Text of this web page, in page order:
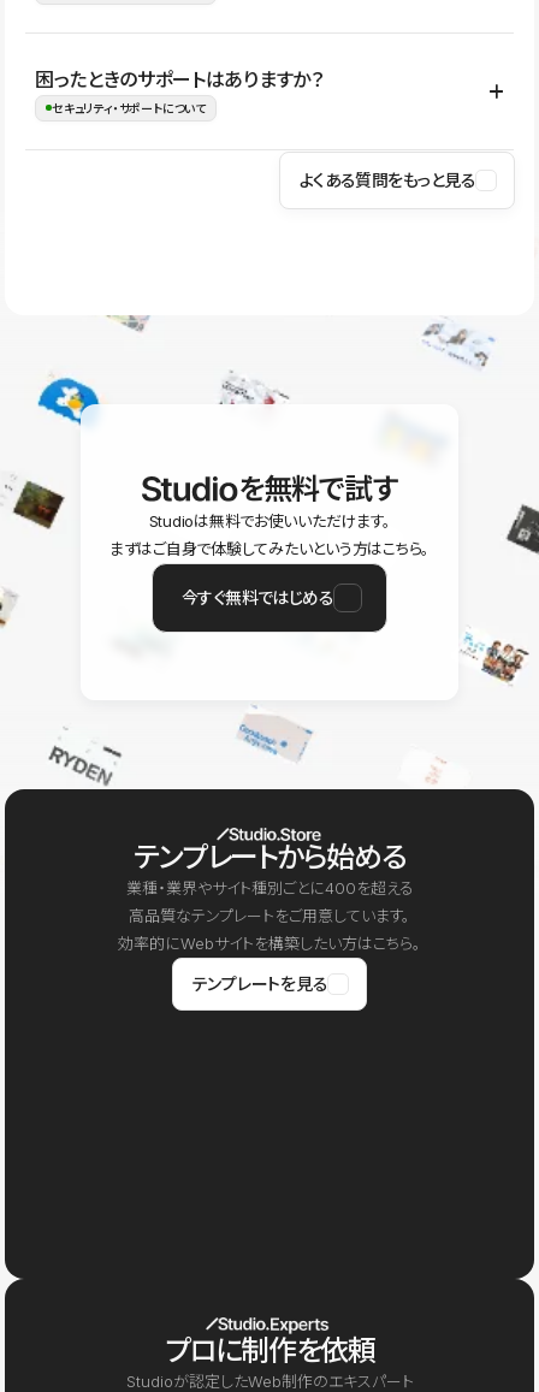
ながらレイアウトに影響を与えずに更新作業を進めやすくなりま
す。
Studioでは、公開サイトやサービスを安全に利用できるよう、通信
の暗号化、データ保護、アクセス管理、脆弱性対策など、複数の観
はSSL/TLSによる通信暗号化に対応しており、悪質なスクリプトの
困ったときのサポートはありますか？
セキュリティ・サポートについて
操作方法や機能については、ヘルプセンターでご確認いただけま
ユーザー同士で質問・相談できるコミュニティもご利用ください。
よくある質問をもっと見る
を無料で試す
Studioは無料でお使いいただけます。
まずはご自身で体験してみたいという方はこちら。
今すぐ無料ではじめる
テンプレートから始める
業種・業界やサイト種別ごとに400を超える
高品質なテンプレートをご用意しています。
効率的にWebサイトを構築したい方はこちら。
テンプレートを見る
プロに制作を依頼
Studioが認定したWeb制作のエキスパート